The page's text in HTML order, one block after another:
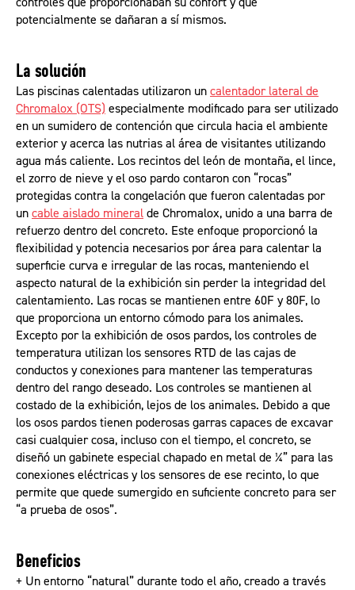
potencialmente se dañaran a sí mismos.
La solución
Las piscinas calentadas utilizaron un calentador lateral de
Chromalox (OTS) especialmente modificado para ser utilizado
en un sumidero de contención que circula hacia el ambiente
exterior y acerca las nutrias al área de visitantes utilizando
agua más caliente. Los recintos del león de montaña, el lince,
el zorro de nieve y el oso pardo contaron con “rocas”
protegidas contra la congelación que fueron calentadas por
un cable aislado mineral de Chromalox, unido a una barra de
refuerzo dentro del concreto. Este enfoque proporcionó la
flexibilidad y potencia necesarios por área para calentar la
superficie curva e irregular de las rocas, manteniendo el
aspecto natural de la exhibición sin perder la integridad del
calentamiento. Las rocas se mantienen entre 60F y 80F, lo
que proporciona un entorno cómodo para los animales.
Excepto por la exhibición de osos pardos, los controles de
temperatura utilizan los sensores RTD de las cajas de
conductos y conexiones para mantener las temperaturas
dentro del rango deseado. Los controles se mantienen al
costado de la exhibición, lejos de los animales. Debido a que
los osos pardos tienen poderosas garras capaces de excavar
casi cualquier cosa, incluso con el tiempo, el concreto, se
diseñó un gabinete especial chapado en metal de ¼” para las
conexiones eléctricas y los sensores de ese recinto, lo que
permite que quede sumergido en suficiente concreto para ser
“a prueba de osos”.
Beneficios
+ Un entorno “natural” durante todo el año, creado a través